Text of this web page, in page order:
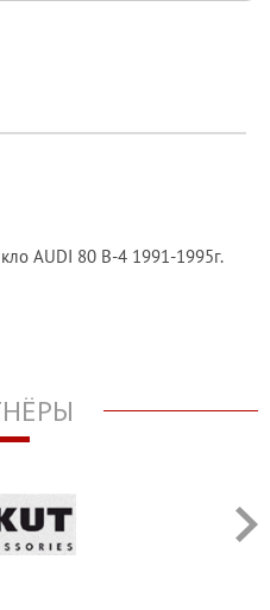
AUDI 80 В-4 1991-1995г.